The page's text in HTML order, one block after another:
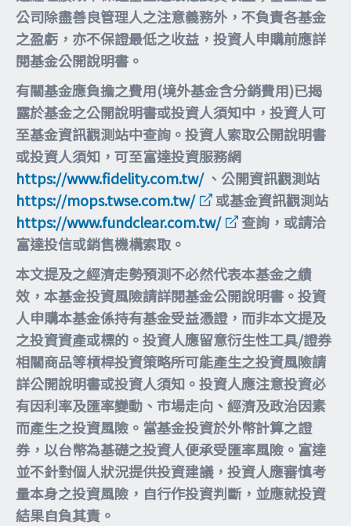
公司除盡善良管理人之注意義務外，不負責各基金
之盈虧，亦不保證最低之收益，投資人申購前應詳
閱基金公開說明書。
有關基金應負擔之費用(境外基金含分銷費用)已揭
露於基金之公開說明書或投資人須知中，投資人可
至基金資訊觀測站中查詢。投資人索取公開說明書
或投資人須知，可至富達投資服務網
https://www.fidelity.com.tw/、公開資訊觀測站
https://mops.twse.com.tw/
或基金資訊觀測站
https://www.fundclear.com.tw/
查詢，或請洽
富達投信或銷售機構索取。
本文提及之經濟走勢預測不必然代表本基金之績
效，本基金投資風險請詳閱基金公開說明書。投資
人申購本基金係持有基金受益憑證，而非本文提及
之投資資產或標的。投資人應留意衍生性工具/證券
相關商品等槓桿投資策略所可能產生之投資風險請
詳公開說明書或投資人須知。投資人應注意投資必
有因利率及匯率變動、市場走向、經濟及政治因素
而產生之投資風險。當基金投資於外幣計算之證
券，以台幣為基礎之投資人便承受匯率風險。富達
並不針對個人狀況提供投資建議，投資人應審慎考
量本身之投資風險，自行作投資判斷，並應就投資
結果自負其責。